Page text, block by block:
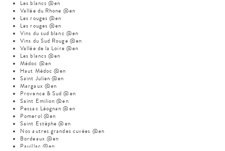
Les blancs @en
Vallée du Rhone @en
Les rouges @en
Les rouges @en
Vins du sud blanc @en
Vins du Sud Rouge @en
Vallée de la Loire @en
Les blancs @en
Médoc @en
Haut Médoc @en
Saint Julien @en
Margaux @en
Provence & Sud @en
Saint Emilion @en
Pessac Léognan @en
Pomerol @en
Saint Estèphe @en
Nos autres grandes cuvées @en
Bordeaux @en
Pauillac @en